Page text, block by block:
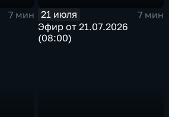
7 мин
21 июля
7 мин
Эфир от 21.07.2026
(08:00)